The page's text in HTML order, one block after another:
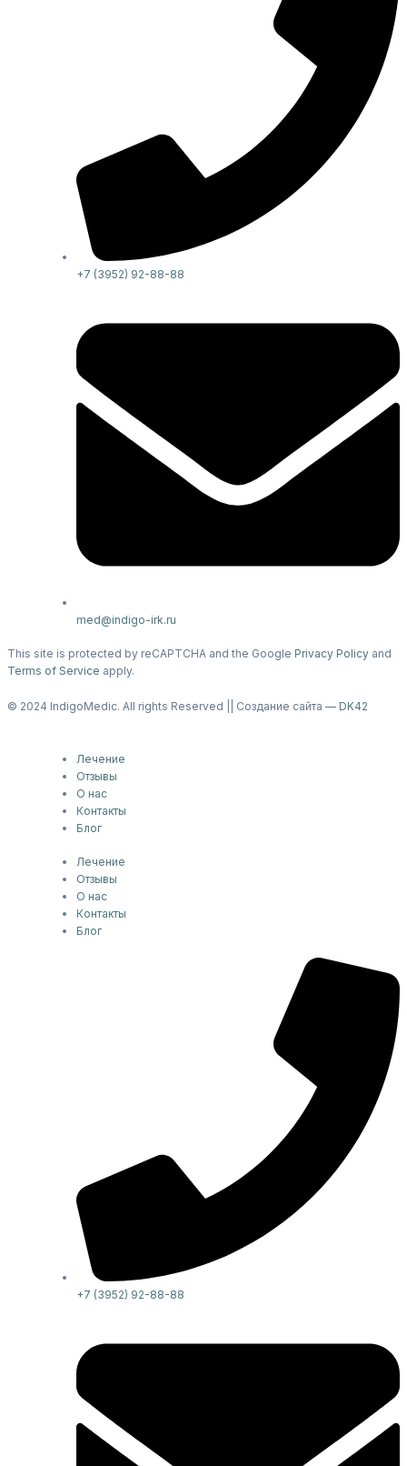
+7 (3952) 92-88-88
med@indigo-irk.ru
This site is protected by reCAPTCHA and the Google Privacy Policy and
Terms of Service apply.
© 2024 IndigoMedic. All rights Reserved || Создание сайта — DK42
Лечение
Отзывы
О нас
Контакты
Блог
Лечение
Отзывы
О нас
Контакты
Блог
+7 (3952) 92-88-88